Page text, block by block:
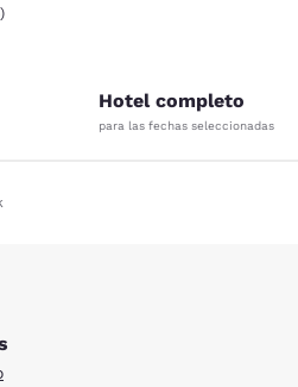
3.63 estrellas. Bueno. 5446 reseñas
)
Hotel completo
para las fechas seleccionadas